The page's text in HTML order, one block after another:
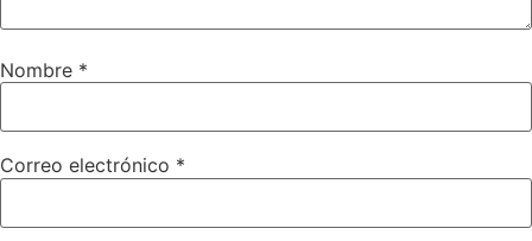
Nombre *
Correo electrónico *